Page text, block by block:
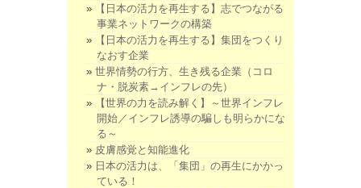
【日本の活力を再生する】志でつながる
事業ネットワークの構築
【日本の活力を再生する】集団をつくり
なおす企業
世界情勢の行方、生き残る企業（コロ
ナ・脱炭素→インフレの先）
【世界の力を読み解く】～世界インフレ
開始／インフレ誘導の騙しも明らかにな
る～
皮膚感覚と知能進化
日本の活力は、「集団」の再生にかかっ
ている！